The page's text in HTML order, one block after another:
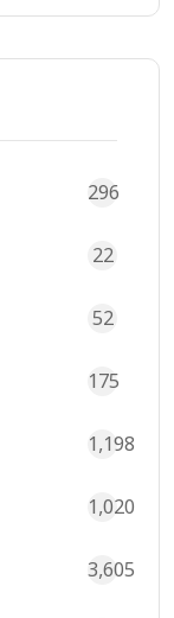
296
22
52
175
1,198
1,020
3,605